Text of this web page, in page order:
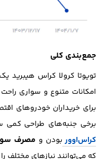
جمع‌بندی کلی
تویوتا کرولا کراس هیبرید
امکانات متنوع و سواری
برای خریداران خودروهای
برخی جنبه‌های طراحی کمی
کراس‌اوور بودن و مصرف
که می‌توانند نیازهای مختلف